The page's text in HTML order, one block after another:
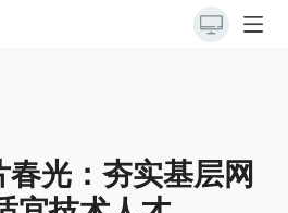
光：夯实基层网